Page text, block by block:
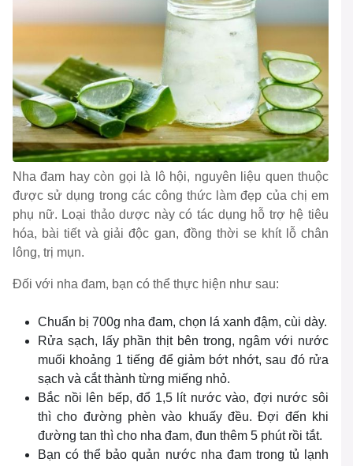
Nha đam hay còn gọi là lô hội, nguyên liệu quen thuộc
được sử dụng trong các công thức làm đẹp của chị em
phụ nữ. Loại thảo dược này có tác dụng hỗ trợ hệ tiêu
hóa, bài tiết và giải độc gan, đồng thời se khít lỗ chân
lông, trị mụn.
Đối với nha đam, bạn có thể thực hiện như sau:
Chuẩn bị 700g nha đam, chọn lá xanh đậm, cùi dày.
Rửa sạch, lấy phần thịt bên trong, ngâm với nước
muối khoảng 1 tiếng để giảm bớt nhớt, sau đó rửa
sạch và cắt thành từng miếng nhỏ.
Bắc nồi lên bếp, đổ 1,5 lít nước vào, đợi nước sôi
thì cho đường phèn vào khuấy đều. Đợi đến khi
đường tan thì cho nha đam, đun thêm 5 phút rồi tắt.
Bạn có thể bảo quản nước nha đam trong tủ lạnh